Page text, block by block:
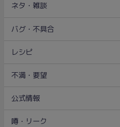
ネタ・雑談
バグ・不具合
レシピ
不満・要望
公式情報
噂・リーク